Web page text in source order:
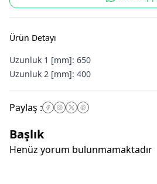
Ürün Detayı
Uzunluk 1 [mm]: 650
Uzunluk 2 [mm]: 400
Paylaş :
Başlık
Henüz yorum bulunmamaktadır